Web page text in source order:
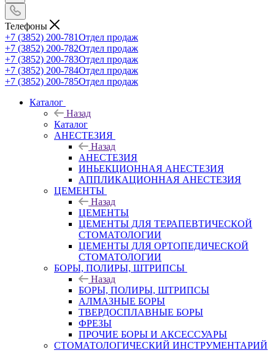
Телефоны
+7 (3852) 200-781Отдел продаж
+7 (3852) 200-782Отдел продаж
+7 (3852) 200-783Отдел продаж
+7 (3852) 200-784Отдел продаж
+7 (3852) 200-785Отдел продаж
Каталог
Назад
Каталог
АНЕСТЕЗИЯ
Назад
АНЕСТЕЗИЯ
ИНЬЕКЦИОННАЯ АНЕСТЕЗИЯ
АППЛИКАЦИОННАЯ АНЕСТЕЗИЯ
ЦЕМЕНТЫ
Назад
ЦЕМЕНТЫ
ЦЕМЕНТЫ ДЛЯ ТЕРАПЕВТИЧЕСКОЙ
СТОМАТОЛОГИИ
ЦЕМЕНТЫ ДЛЯ ОРТОПЕДИЧЕСКОЙ
СТОМАТОЛОГИИ
БОРЫ, ПОЛИРЫ, ШТРИПСЫ
Назад
БОРЫ, ПОЛИРЫ, ШТРИПСЫ
АЛМАЗНЫЕ БОРЫ
ТВЕРДОСПЛАВНЫЕ БОРЫ
ФРЕЗЫ
ПРОЧИЕ БОРЫ И АКСЕССУАРЫ
СТОМАТОЛОГИЧЕСКИЙ ИНСТРУМЕНТАРИЙ